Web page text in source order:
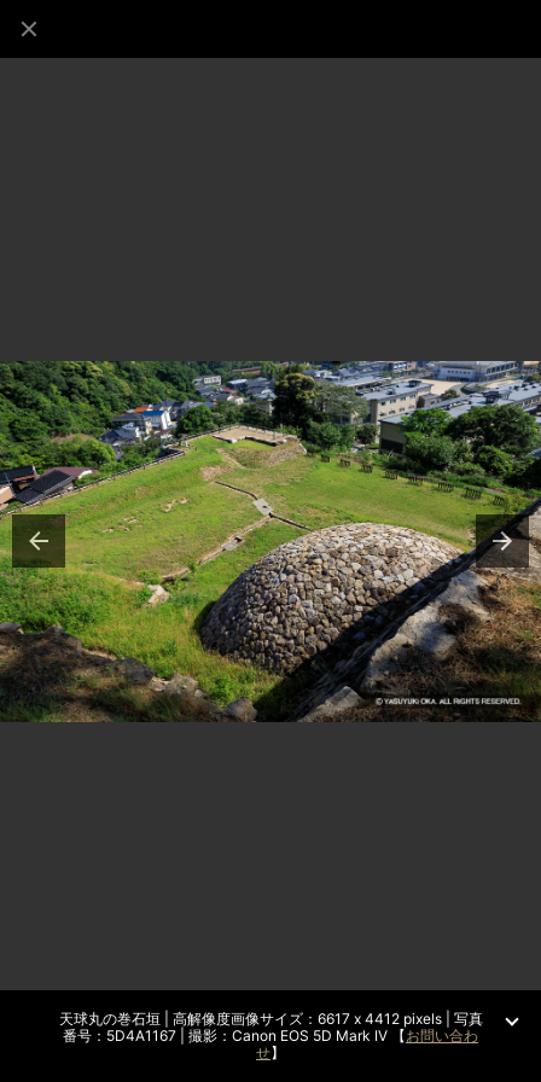
天球丸の巻石垣 | 高解像度画像サイズ：6617 x 4412 pixels | 写真
番号：5D4A1167 | 撮影：Canon EOS 5D Mark IV 【お問い合わ
せ】